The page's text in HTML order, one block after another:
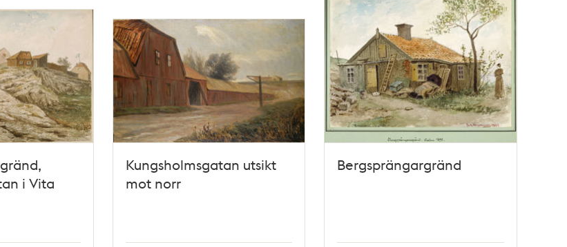
i Vita
Kungsholmsgatan utsikt
mot norr
Bergsprängargränd